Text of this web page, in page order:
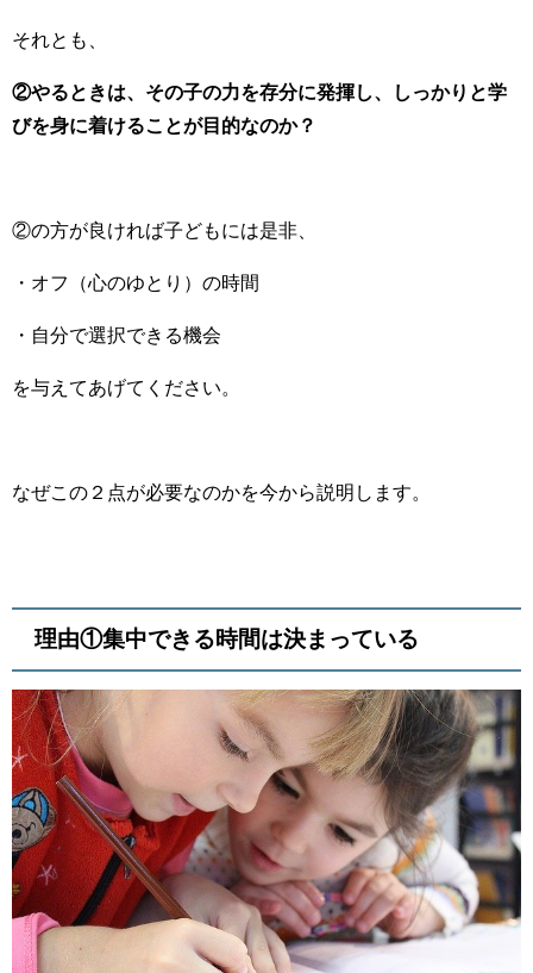
それとも、
②やるときは、その子の力を存分に発揮し、しっかりと学
びを身に着けることが目的なのか？
②の方が良ければ子どもには是非、
・オフ（心のゆとり）の時間
・自分で選択できる機会
を与えてあげてください。
なぜこの２点が必要なのかを今から説明します。
理由①集中できる時間は決まっている